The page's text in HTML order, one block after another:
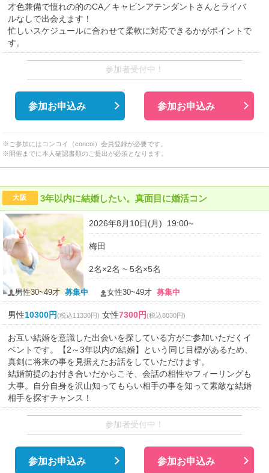
才色兼備で憧れの的のCA／キャビンアテンダントさんとライバ
ルなしで出会えます！
忙しいスケジュールに合わせて柔軟に対応できるかがポイントで
す。
参加者受付中！
参加お申込み 参加お申込み
※ご参加にはコンコイ（concoi）会員登録が必要です。
※開催までに本人確認書類のご提出が必須となります。
大阪 3年以内に結婚したい。真面目に婚活コン
2026年8月10日(月) 19:00~
梅田
2名×2名 ~ 5名×5名
男性30~49才募集中 女性30~49才募集中
男性10300円(税込11330円) 女性7300円(税込8030円)
お互い結婚を意識した出会いを探している方がご参加いただくイ
ベントです。【2～3年以内の結婚】という同じ目標があるため、
真剣に将来の事を見据えたお話をしていただけます。
結婚前提のお付き合いだからこそ、会話の相性やフィーリングも
大事。自分自身を沢山知ってもらい相手の事を知って素敵な結婚
相手を探すチャンス！
参加者受付中！
参加お申込み 参加お申込み